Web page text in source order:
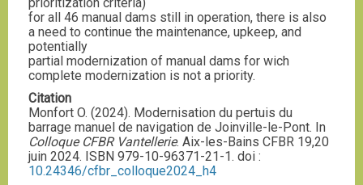
prioritization criteria)
for all 46 manual dams still in operation, there is also
a need to continue the maintenance, upkeep, and
potentially
partial modernization of manual dams for wich
complete modernization is not a priority.
Citation
Monfort O. (2024). Modernisation du pertuis du
barrage manuel de navigation de Joinville-le-Pont. In
Colloque CFBR Vantellerie. Aix-les-Bains CFBR 19,20
juin 2024. ISBN 979-10-96371-21-1. doi :
10.24346/cfbr_colloque2024_h4